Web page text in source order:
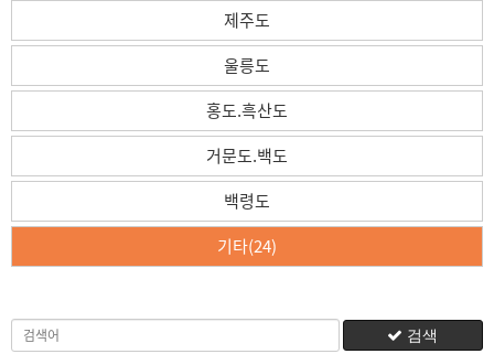
제주도
울릉도
홍도.흑산도
거문도.백도
백령도
기타(24)
검색